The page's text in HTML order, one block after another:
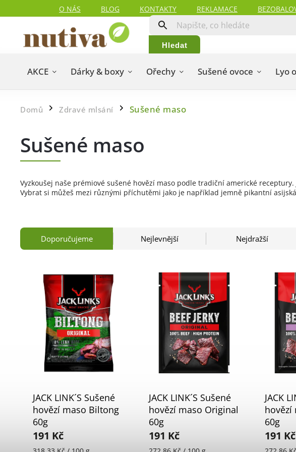
O NÁS BLOG KONTAKTY REKLAMACE
Hledat
AKCE Dárky & boxy Ořechy Sušené ovoce Lyo
Domů / Zdravé mlsání / Sušené maso
Sušené maso
Vyzkoušej naše prémiové sušené hovězí maso podle tradiční americké
Vybrat si můžeš mezi různými příchutěmi jako je například jemně pikantní
Doporučujeme Nejlevnější Nejdražší
JACK LINK´S Sušené
hovězí maso Biltong
60g
191 Kč
JACK LINK´S Sušené
hovězí maso Original
60g
191 Kč
JACK
hovězí
60g
191 Kč